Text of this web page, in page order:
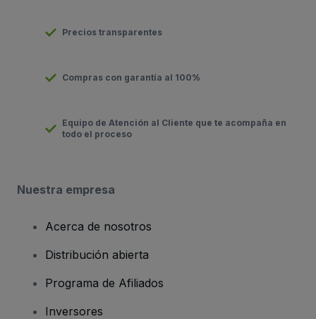
Precios transparentes
Compras con garantía al 100%
Equipo de Atención al Cliente que te acompaña en
todo el proceso
Nuestra empresa
Acerca de nosotros
Distribución abierta
Programa de Afiliados
Inversores